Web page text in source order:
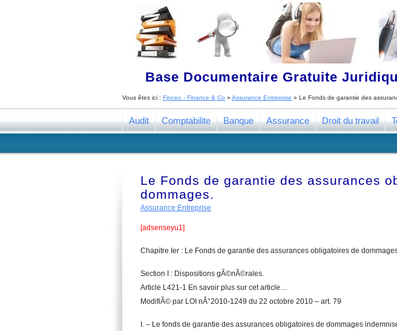
Base Documentaire Gratuite
Vous êtes ici : Finceo - Finance & Co » Assurance Entreprise » Le Fonds de garantie des
Audit Comptabilite Banque Assurance Droit du travail
Le Fonds de garantie des assurances
dommages.
Assurance Entreprise
[adsenseyu1]
Chapitre Ier : Le Fonds de garantie des assurances obligatoires de
Section I : Dispositions gÃ©nÃ©rales.
Article L421-1 En savoir plus sur cet article…
ModifiÃ© par LOI nÂ°2010-1249 du 22 octobre 2010 – art. 79
I. – Le fonds de garantie des assurances obligatoires de dommages